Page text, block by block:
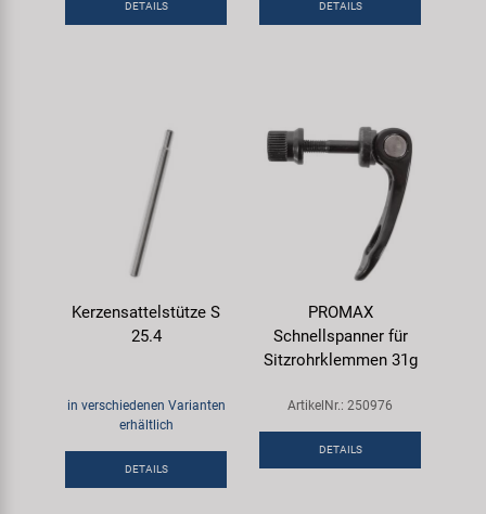
DETAILS DETAILS
Kerzensattelstütze S
25.4
in verschiedenen Varianten
erhältlich
DETAILS
PROMAX
Schnellspanner für
Sitzrohrklemmen 31g
ArtikelNr.: 250976
DETAILS